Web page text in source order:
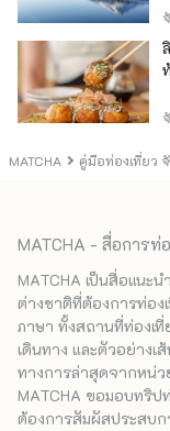
MATCHA คู่มือท่องเที่ยว
MATCHA - สื่อการ
MATCHA เป็นสื่อแนะ
ต่างชาติที่ต้องการท่อง
ภาษา ทั้งสถานที่ท่องเ
เดินทาง และตัวอย่างเ
ทางการล่าสุดจากหน่
MATCHA ขอมอบทริ
ต้องการสัมผัสประสบ